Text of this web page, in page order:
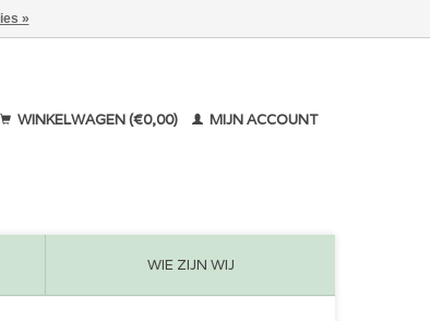
WINKELWAGEN (€0,00) MIJN ACCOUNT
WIE ZIJN WIJ
»